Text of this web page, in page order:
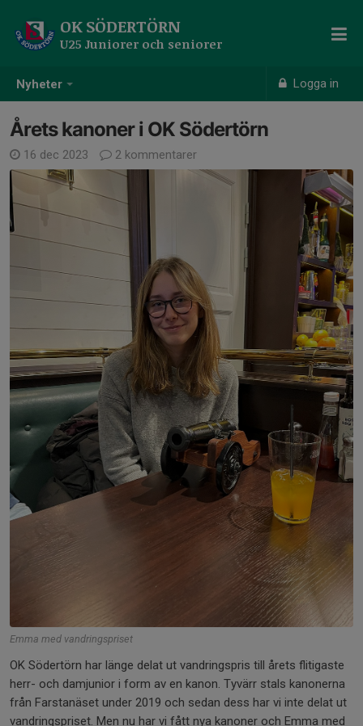
Nyheter Logga in
OK SÖDERTÖRN
U25 Juniorer och seniorer
Årets kanoner i OK Södertörn
16 dec 2023 2 kommentarer
Emma med vandringspriset
OK Södertörn har länge delat ut vandringspris till årets flitigaste
herr- och damjunior i form av en kanon. Tyvärr stals kanonerna
från Farstanäset under 2019 och sedan dess har vi inte delat ut
vandringspriset. Men nu har vi fått nya kanoner och Emma med